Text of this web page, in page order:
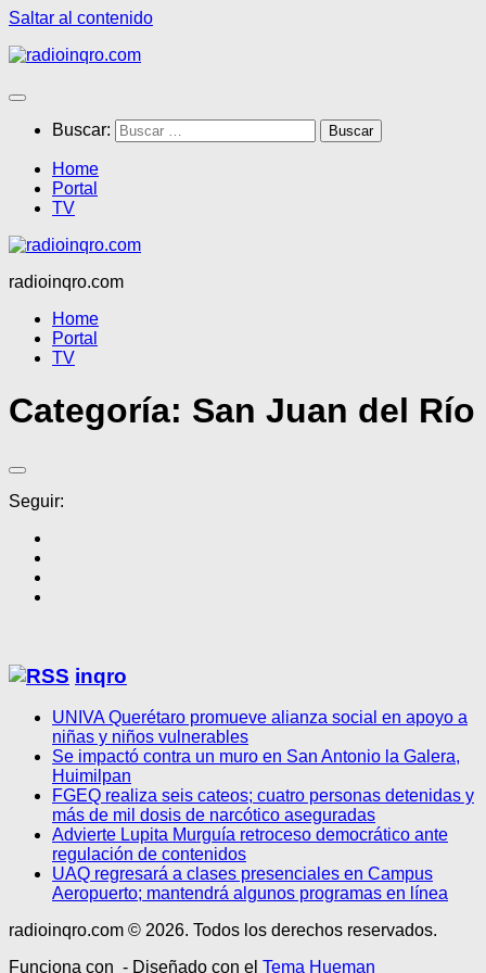
Saltar al contenido
Buscar:
Home
Portal
TV
radioinqro.com
Home
Portal
TV
Categoría: San Juan del Río
Seguir:
inqro
UNIVA Querétaro promueve alianza social en apoyo a
niñas y niños vulnerables
Se impactó contra un muro en San Antonio la Galera,
Huimilpan
FGEQ realiza seis cateos; cuatro personas detenidas y
más de mil dosis de narcótico aseguradas
Advierte Lupita Murguía retroceso democrático ante
regulación de contenidos
UAQ regresará a clases presenciales en Campus
Aeropuerto; mantendrá algunos programas en línea
radioinqro.com © 2026. Todos los derechos reservados.
Funciona con - Diseñado con el Tema Hueman